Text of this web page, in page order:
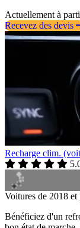
Actuellement à
Recevez des devis
Recharge clim.
Voitures de 2018
Bénéficiez d'un